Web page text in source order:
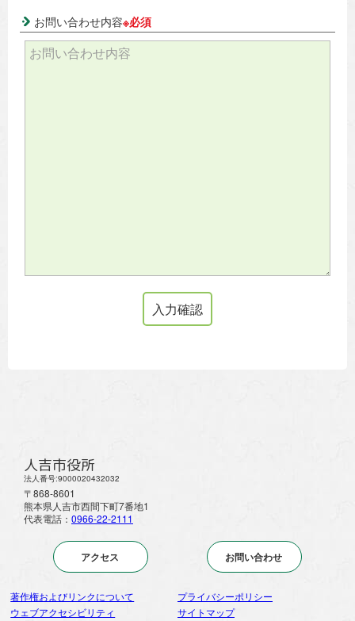
お問い合わせ内容※必須
人吉市役所
法人番号:9000020432032
〒868-8601
熊本県人吉市西間下町7番地1
代表電話： 0966-22-2111
アクセス お問い合わせ
著作権およびリンクについて
プライバシーポリシー
ウェブアクセシビリティ
サイトマップ